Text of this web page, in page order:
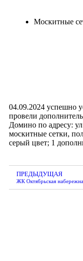
Москитные
04.09.2024 успешно
провели
Домино по адресу:
москитные сетки,
серый цвет; 1
ПРЕДЫДУЩАЯ